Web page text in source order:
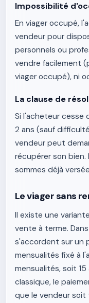
Impossibilité
En viager occupé,
vendeur pour
personnels ou
vendre facilement
viager occupé), ni
La clause de
Si l'acheteur cesse
2 ans (sauf
vendeur peut
récupérer son
sommes déjà
Le viager sans
Il existe une
vente à terme.
s'accordent sur un
mensualités fixé à
mensualités, soit
classique, le
que le vendeur soit